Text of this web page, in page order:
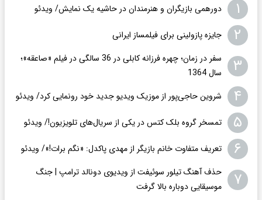
۱ دورهمی بازیگران و هنرمندان در حاشیه یک نمایش/ ویدئو
۲ جایزه پازولینی برای فیلمساز ایرانی
۳
سفر در زمان؛ چهره فرزانه کابلی در 36 سالگی در فیلم «صاعقه»؛
سال 1364
۴ شروین حاجی‌پور از موزیک ویدیو جدید خود رونمایی کرد/ ویدئو
۵ تمسخر گروه بلک کتس در یکی از سریال‌های تلویزیون!/ ویدئو
۶ تعریف متفاوت خانم بازیگر از مهدی پاکدل: «نگم برات!»/ ویدئو
۷
حذف آهنگ تیلور سوئیفت از ویدیوی دونالد ترامپ | جنگ
موسیقایی دوباره بالا گرفت